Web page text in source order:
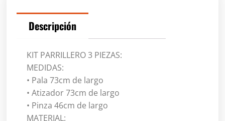
Descripción
KIT PARRILLERO 3 PIEZAS:
MEDIDAS:
• Pala 73cm de largo
• Atizador 73cm de largo
• Pinza 46cm de largo
MATERIAL: